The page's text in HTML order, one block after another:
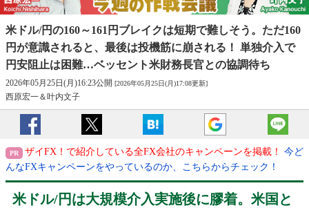
米ドル/円の160～161円ブレイクは短期で難しそう。ただ160
円が意識されると、最後は投機筋に崩される！ 単独介入で
円安阻止は困難…ベッセント米財務長官との協調待ち
2026年05月25日(月)16:23公開 [2026年05月25日(月)17:08更新]
西原宏一＆叶内文子
ザイFX！で紹介している全FX会社のキャンペーンを掲載！
今ど
んなFXキャンペーンをやっているのか、こちらからチェック！
米ドル/円は大規模介入実施後に膠着。米国と